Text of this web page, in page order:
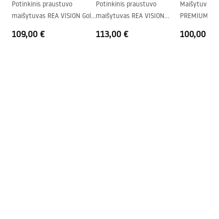
Potinkinis praustuvo
maišytuvas REA VISION Gold
109,00 €
Potinkinis praustuvo
maišytuvas REA VISION
113,00 €
Maišytuvas
PREMIUM
100,00 €